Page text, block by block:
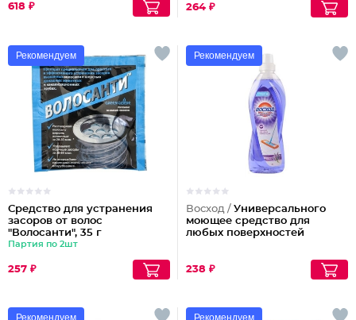
618 ₽ 264 ₽
Рекомендуем
Средство для устранения
засоров от волос
"Волосанти", 35 г
Партия по 2шт
257 ₽
Рекомендуем
Восход / Универсального
моющее средство для
любых поверхностей
238 ₽
Рекомендуем Рекомендуем